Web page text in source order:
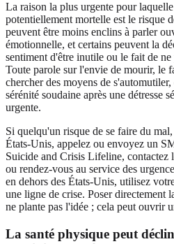
La raison la plus urgente pour
potentiellement mortelle est le risque
peuvent être moins enclins à parler
émotionnelle, et certains peuvent la
sentiment d'être inutile ou le fait de
Toute parole sur l'envie de mourir, le
chercher des moyens de
sérénité soudaine après une détresse
urgente.
Si quelqu'un risque de se faire du
États-Unis, appelez ou envoyez un
Suicide and Crisis Lifeline, contactez
ou rendez-vous au service des
en dehors des États-Unis, utilisez
une ligne de crise. Poser directement
ne plante pas l'idée ; cela peut ouvrir
La santé physique peut